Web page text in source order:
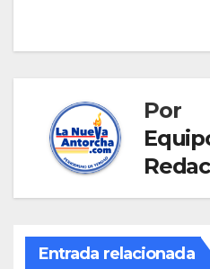
Por
Entrada relacionada